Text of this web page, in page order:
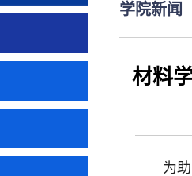
学院新闻
材料
为